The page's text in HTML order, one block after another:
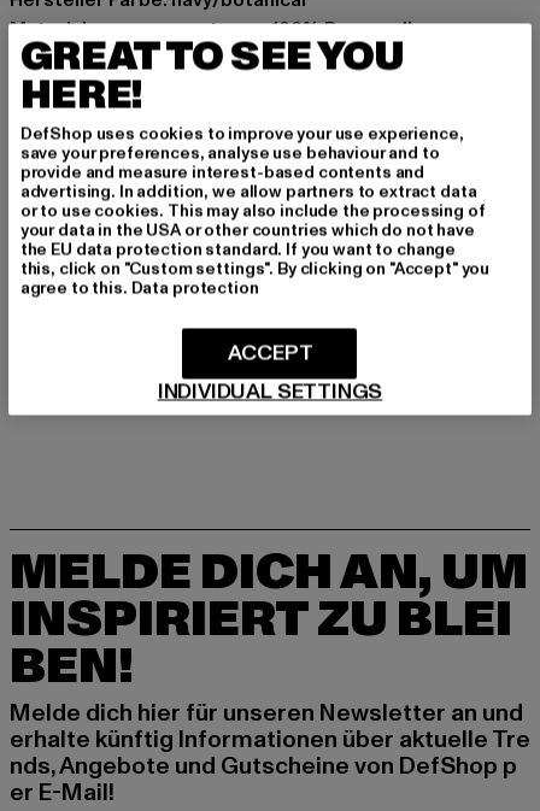
Materialzusammensetzung: 100% Baumwolle
Art.Nr: 39827-05218
Hersteller: Movin SARL |
RN8 Quartier Rousselot 975 Terre de Granace | 13400
Aubagne | FR
GRÖSSE & PASSFORM
LIEFERUNG & RÜCKGABE
MELDE DICH AN, UM
INSPIRIERT ZU BLEI
BEN!
Melde dich hier für unseren Newsletter an und
erhalte künftig Informationen über aktuelle Tre
nds, Angebote und Gutscheine von DefShop p
er E-Mail!
GREAT TO SEE YOU
HERE!
DefShop uses cookies to improve your use experience,
save your preferences, analyse use behaviour and to
provide and measure interest-based contents and
advertising. In addition, we allow partners to extract data
or to use cookies. This may also include the processing of
your data in the USA or other countries which do not have
the EU data protection standard. If you want to change
this, click on "Custom settings". By clicking on "Accept" you
agree to this. Data protection
INDIVIDUAL SETTINGS
ACCEPT